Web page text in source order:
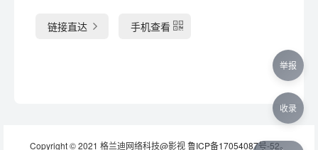
链接直达 手机查看
Copyright © 2021 格兰迪网络科技@影视鲁ICP备17054087号-52。
举报
收录